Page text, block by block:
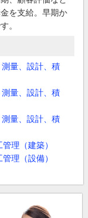
を支給。早期か
。
量、設計、積
量、設計、積
量、設計、積
管理（建築）
管理（設備）